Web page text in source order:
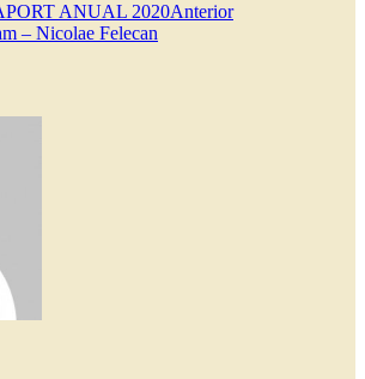
ANUAL 2020Anterior
– Nicolae Felecan